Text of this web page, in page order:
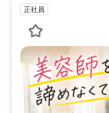
正社員